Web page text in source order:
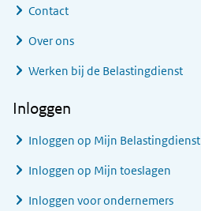
Contact
Over ons
Werken bij de Belastingdienst
Inloggen
Inloggen op Mijn Belastingdienst
Inloggen op Mijn toeslagen
Inloggen voor ondernemers